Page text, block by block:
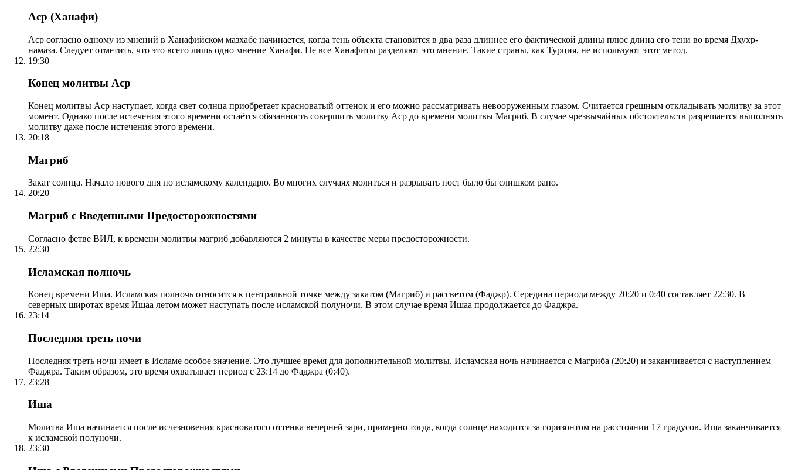
Аср (Ханафи)
Аср согласно одному из мнений в Ханафийском мазхабе начинается, когда тень объекта становится в два раза длиннее его фактической длины плюс длина его тени во время Дхухр-
намаза. Следует отметить, что это всего лишь одно мнение Ханафи. Не все Ханафиты разделяют это мнение. Такие страны, как Турция, не используют этот метод.
19:30
Конец молитвы Аср
Конец молитвы Аср наступает, когда свет солнца приобретает красноватый оттенок и его можно рассматривать невооруженным глазом. Считается грешным откладывать молитву за этот
момент. Однако после истечения этого времени остаётся обязанность совершить молитву Аср до времени молитвы Магриб. В случае чрезвычайных обстоятельств разрешается выполнять
молитву даже после истечения этого времени.
20:18
Магриб
Закат солнца. Начало нового дня по исламскому календарю. Во многих случаях молиться и разрывать пост было бы слишком рано.
20:20
Магриб с Введенными Предосторожностями
Согласно фетве ВИЛ, к времени молитвы магриб добавляются 2 минуты в качестве меры предосторожности.
22:30
Исламская полночь
Конец времени Иша. Исламская полночь относится к центральной точке между закатом (Магриб) и рассветом (Фаджр). Середина периода между 20:20 и 0:40 составляет 22:30. В
северных широтах время Ишаа летом может наступать после исламской полуночи. В этом случае время Ишаа продолжается до Фаджра.
23:14
Последняя треть ночи
Последняя треть ночи имеет в Исламе особое значение. Это лучшее время для дополнительной молитвы. Исламская ночь начинается с Магриба (20:20) и заканчивается с наступлением
Фаджра. Таким образом, это время охватывает период с 23:14 до Фаджра (0:40).
23:28
Иша
Молитва Иша начинается после исчезновения красноватого оттенка вечерней зари, примерно тогда, когда солнце находится за горизонтом на расстоянии 17 градусов. Иша заканчивается
к исламской полуночи.
23:30